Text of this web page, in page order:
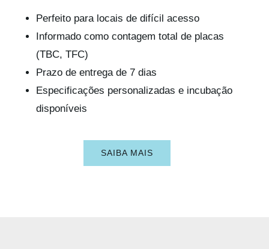
Perfeito para locais de difícil acesso
Informado como contagem total de placas
(TBC, TFC)
Prazo de entrega de 7 dias
Especificações personalizadas e incubação
disponíveis
SAIBA MAIS